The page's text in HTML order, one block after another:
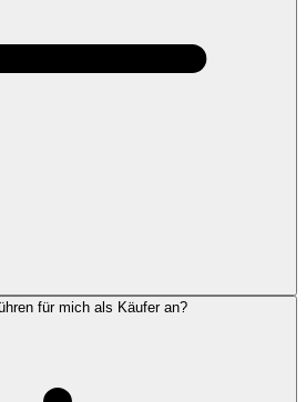
für mich als Käufer an?